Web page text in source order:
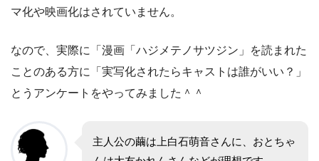
マ化や映画化はされていません。
なので、実際に「漫画「ハジメテノサツジン」を読まれた
ことのある方に「実写化されたらキャストは誰がいい？」
とうアンケートをやってみました＾＾
主人公の繭は上白石萌音さんに、おとちゃ